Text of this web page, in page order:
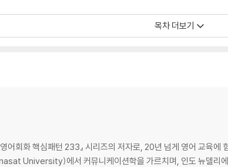
하니?
?
있었어
모르겠어
~할지 모르겠어
~에 대해서는 전혀 몰라
목차 더보기
어회화 핵심패턴 233』 시리즈의 저자로, 20년 넘게 영어 교육
University)에서 커뮤니케이션학을 가르치며, 인도 뉴델리